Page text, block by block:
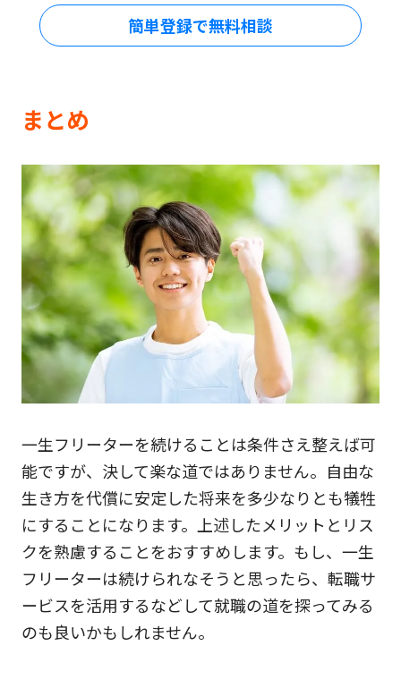
簡単登録で無料相談
まとめ
一生フリーターを続けることは条件さえ整えば可
能ですが、決して楽な道ではありません。自由な
生き方を代償に安定した将来を多少なりとも犠牲
にすることになります。上述したメリットとリス
クを熟慮することをおすすめします。もし、一生
フリーターは続けられなそうと思ったら、転職サ
ービスを活用するなどして就職の道を探ってみる
のも良いかもしれません。